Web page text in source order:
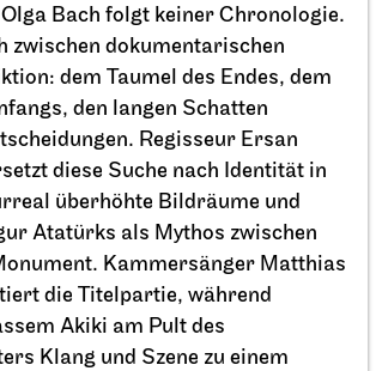
Bach folgt keiner Chronologie.
zwischen dokumentarischen
dem Taumel des Endes, dem
den langen Schatten
Regisseur Ersan
diese Suche nach Identität in
überhöhte Bildräume und
Atatürks als Mythos zwischen
Kammersänger Matthias
die Titelpartie, während
Akiki am Pult des
Klang und Szene zu einem
Kammertheater